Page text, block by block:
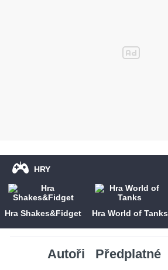
HRY
Hra Shakes&Fidget Hra World of Tanks
Autoři Předplatné